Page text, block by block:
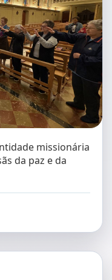
missionária
da paz e da